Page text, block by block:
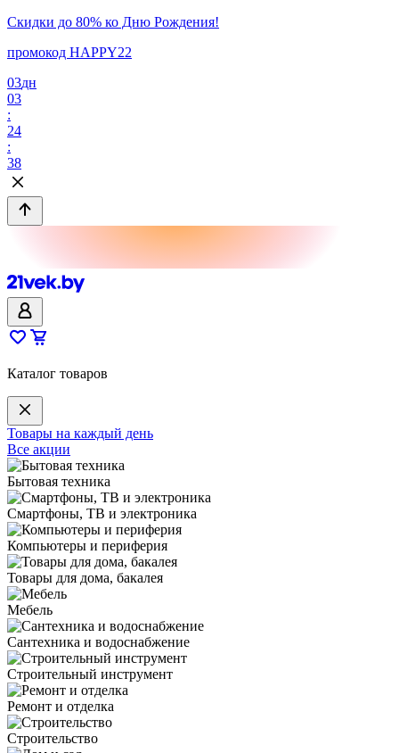
Скидки до 80% ко Дню Рождения!
промокод HAPPY22
03дн
03
:
24
:
38
Каталог товаров
Товары на каждый день
Все акции
Бытовая техника
Смартфоны, ТВ и электроника
Компьютеры и периферия
Товары для дома, бакалея
Мебель
Сантехника и водоснабжение
Строительный инструмент
Ремонт и отделка
Строительство